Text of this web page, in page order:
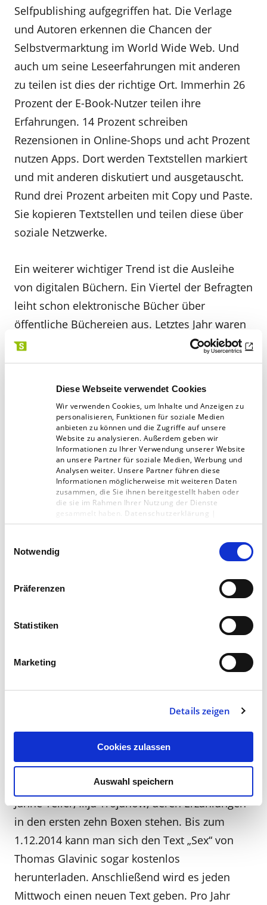
Diese Webseite verwendet Cookies
Wir verwenden Cookies, um Inhalte und Anzeigen zu
personalisieren, Funktionen für soziale Medien
anbieten zu können und die Zugriffe auf unsere
Website zu analysieren. Außerdem geben wir
Informationen zu Ihrer Verwendung unserer Website
an unsere Partner für soziale Medien, Werbung und
Analysen weiter. Unsere Partner führen diese
Informationen möglicherweise mit weiteren Daten
zusammen, die Sie ihnen bereitgestellt haben oder
die sie im Rahmen Ihrer Nutzung der Dienste
gesammelt haben. Datenschutzerklärung
Impressum
Notwendig
Präferenzen
Statistiken
Marketing
Details zeigen
Cookies zulassen
Auswahl speichern
Selfpublishing aufgegriffen hat. Die Verlage
und Autoren erkennen die Chancen der
Selbstvermarktung im World Wide Web. Und
auch um seine Leseerfahrungen mit anderen
zu teilen ist dies der richtige Ort. Immerhin 26
Prozent der E-Book-Nutzer teilen ihre
Erfahrungen. 14 Prozent schreiben
Rezensionen in Online-Shops und acht Prozent
nutzen Apps. Dort werden Textstellen markiert
und mit anderen diskutiert und ausgetauscht.
Rund drei Prozent arbeiten mit Copy und Paste.
Sie kopieren Textstellen und teilen diese über
soziale Netzwerke.
Ein weiterer wichtiger Trend ist die Ausleihe
von digitalen Büchern. Ein Viertel der Befragten
leiht schon elektronische Bücher über
öffentliche Büchereien aus. Letztes Jahr waren
dies erst 17 Prozent. 16 Prozent nutzen für
diese Form des Buchlesens kommerzielle
Prozent der E-Book-Leser nutzen Alternativen
zum Kauf einzelner Dateien.
Neue Chancen für Verlage
Gespannt sein darf man darauf, wie kreativ
Verlage auf die neuen Herausforderungen
reagieren. Der renommierte Hanser-Verlag
etwa gründete die Hanser Box und stellte diese
kurz vor der diesjährigen Buchmesse vor. Es ist
eine eigenständige digitale Edition mit Texten
von Autoren, die für ein E-Book zu kurz und für
die Zeitung zu lang sind. Diese wird es dort
zwischen 1,99 und 4,99 Euro geben. Die Texte
amazon sollen die Editionen vertrieben
werden. Zum Start legte man mit zehn Texten
vor. Dabei punktet der Verlag gleich mit Top-
Autoren wie Philipp Blom, T.C. Boyle, Christian
Felber, Thomas Glavinic, Henning Mankell,
Javier Marías, R.J. Palacio, Roberto Saviano,
Janne Teller, Ilija Trojanow, deren Erzählungen
in den ersten zehn Boxen stehen. Bis zum
1.12.2014 kann man sich den Text „Sex“ von
Thomas Glavinic sogar kostenlos
herunterladen. Anschließend wird es jeden
Mittwoch einen neuen Text geben. Pro Jahr